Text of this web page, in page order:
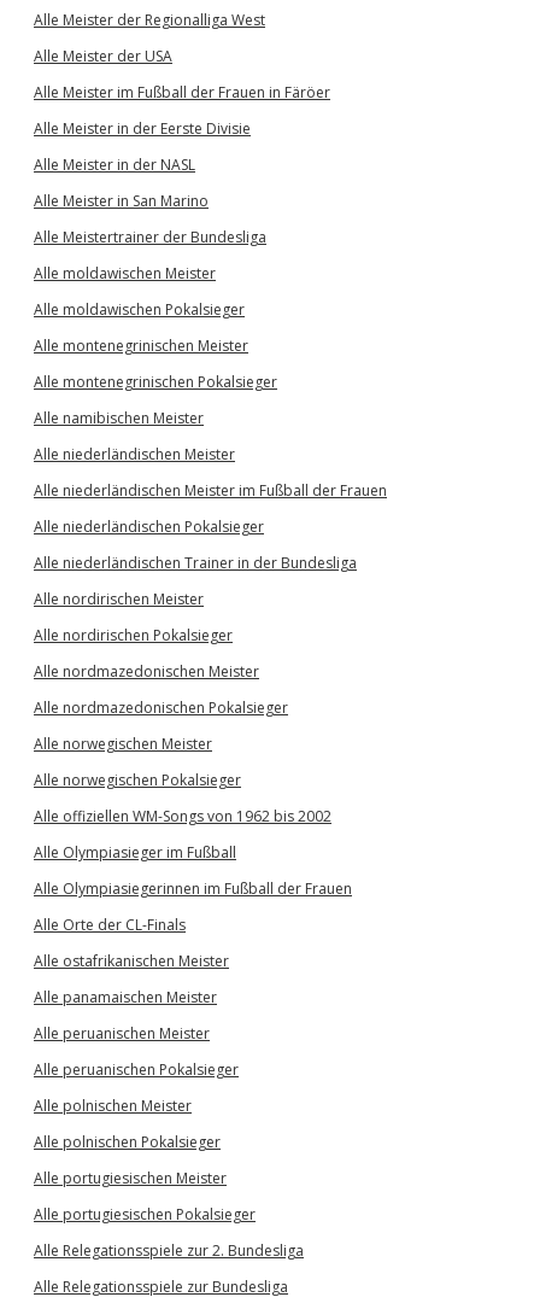
Alle Meister der Regionalliga West
Alle Meister der USA
Alle Meister im Fußball der Frauen in Färöer
Alle Meister in der Eerste Divisie
Alle Meister in der NASL
Alle Meister in San Marino
Alle Meistertrainer der Bundesliga
Alle moldawischen Meister
Alle moldawischen Pokalsieger
Alle montenegrinischen Meister
Alle montenegrinischen Pokalsieger
Alle namibischen Meister
Alle niederländischen Meister
Alle niederländischen Meister im Fußball der Frauen
Alle niederländischen Pokalsieger
Alle niederländischen Trainer in der Bundesliga
Alle nordirischen Meister
Alle nordirischen Pokalsieger
Alle nordmazedonischen Meister
Alle nordmazedonischen Pokalsieger
Alle norwegischen Meister
Alle norwegischen Pokalsieger
Alle offiziellen WM-Songs von 1962 bis 2002
Alle Olympiasieger im Fußball
Alle Olympiasiegerinnen im Fußball der Frauen
Alle Orte der CL-Finals
Alle ostafrikanischen Meister
Alle panamaischen Meister
Alle peruanischen Meister
Alle peruanischen Pokalsieger
Alle polnischen Meister
Alle polnischen Pokalsieger
Alle portugiesischen Meister
Alle portugiesischen Pokalsieger
Alle Relegationsspiele zur 2. Bundesliga
Alle Relegationsspiele zur Bundesliga